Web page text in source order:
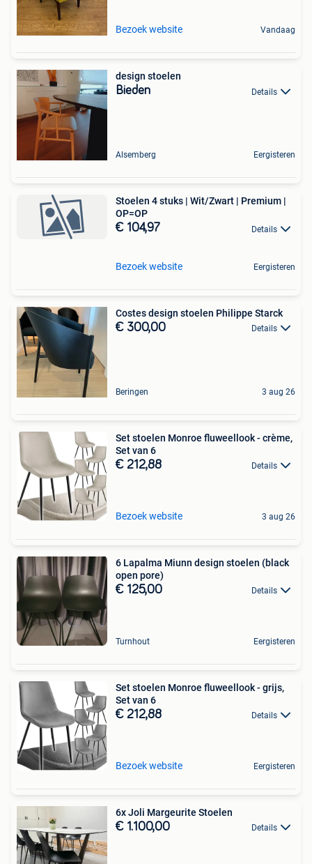
Bezoek website Vandaag
design stoelen
Bieden Details
Alsemberg Eergisteren
Stoelen 4 stuks | Wit/Zwart | Premium |
OP=OP
€ 104,97 Details
Bezoek website Eergisteren
Costes design stoelen Philippe Starck
€ 300,00 Details
Beringen 3 aug 26
Set stoelen Monroe fluweellook - crème,
Set van 6
€ 212,88 Details
Bezoek website 3 aug 26
6 Lapalma Miunn design stoelen (black
open pore)
€ 125,00 Details
Turnhout Eergisteren
Set stoelen Monroe fluweellook - grijs,
Set van 6
€ 212,88 Details
Bezoek website Eergisteren
6x Joli Margeurite Stoelen
€ 1.100,00 Details